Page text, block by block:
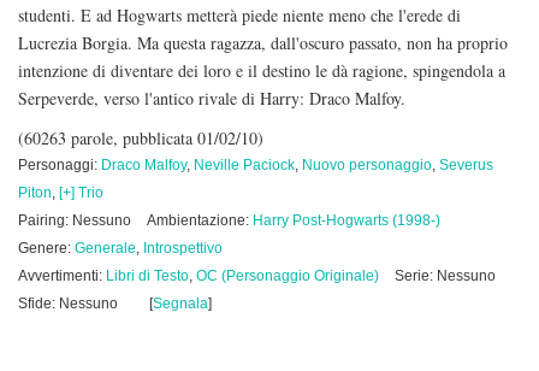
studenti. E ad Hogwarts metterà piede niente meno che l'erede di
Lucrezia Borgia. Ma questa ragazza, dall'oscuro passato, non ha proprio
intenzione di diventare dei loro e il destino le dà ragione, spingendola a
Serpeverde, verso l'antico rivale di Harry: Draco Malfoy.
(60263 parole, pubblicata 01/02/10)
Personaggi: Draco Malfoy, Neville Paciock, Nuovo personaggio, Severus
Piton, [+] Trio
Pairing: Nessuno
Ambientazione: Harry Post-Hogwarts (1998-)
Genere: Generale, Introspettivo
Avvertimenti: Libri di Testo, OC (Personaggio Originale)
Serie: Nessuno
Sfide: Nessuno
[Segnala]